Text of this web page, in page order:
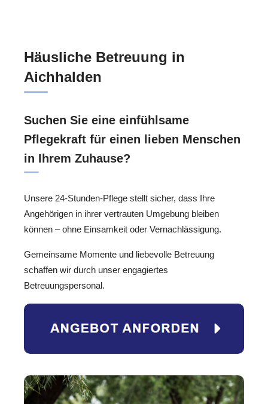
Häusliche Betreuung in
Aichhalden
Suchen Sie eine einfühlsame
Pflegekraft für einen lieben Menschen
in Ihrem Zuhause?
Unsere 24-Stunden-Pflege stellt sicher, dass Ihre
Angehörigen in ihrer vertrauten Umgebung bleiben
können – ohne Einsamkeit oder Vernachlässigung.
Gemeinsame Momente und liebevolle Betreuung
schaffen wir durch unser engagiertes
Betreuungspersonal.